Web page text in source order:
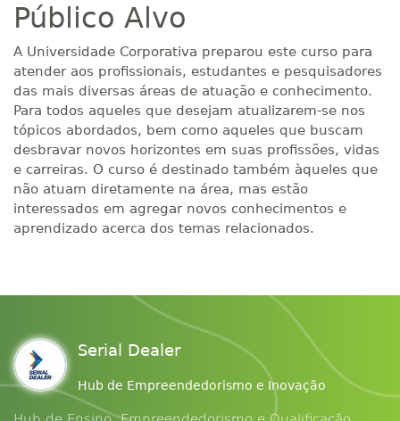
Público Alvo
A Universidade Corporativa preparou este curso para
atender aos profissionais, estudantes e pesquisadores
das mais diversas áreas de atuação e conhecimento.
Para todos aqueles que desejam atualizarem-se nos
tópicos abordados, bem como aqueles que buscam
desbravar novos horizontes em suas profissões, vidas
e carreiras. O curso é destinado também àqueles que
não atuam diretamente na área, mas estão
interessados em agregar novos conhecimentos e
aprendizado acerca dos temas relacionados.
Serial Dealer
Hub de Empreendedorismo e Inovação